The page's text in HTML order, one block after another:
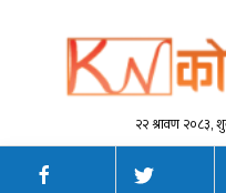
२२ श्रावण २०८३,